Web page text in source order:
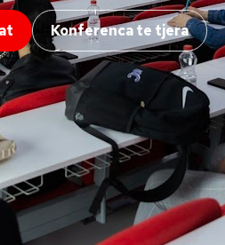
Konferenca te tjera